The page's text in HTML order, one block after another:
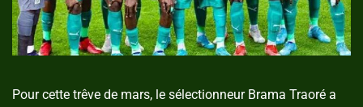
Pour cette trêve de mars, le sélectionneur Brama Traoré a